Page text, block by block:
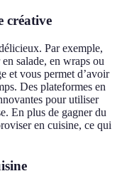
créative
Par exemple,
salade, en wraps ou
et vous permet d’avoir
Des plateformes en
pour utiliser
En plus de gagner du
en cuisine, ce qui